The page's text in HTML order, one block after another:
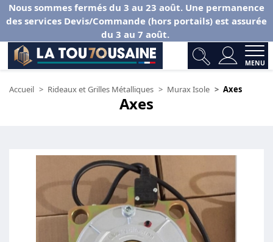
Nous sommes fermés du 3 au 23 août. Une permanence
des services Devis/Commande (hors portails) est assurée
du 3 au 7 août.
MENU
Accueil Rideaux et Grilles Métalliques Murax Isole Axes
Axes